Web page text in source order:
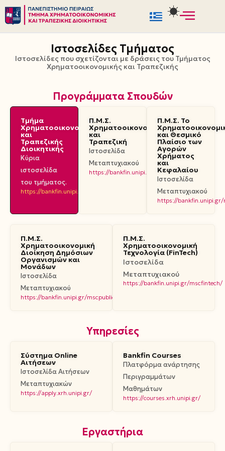
Μεταπηδήστε
περιεχόμενοΙστοσελίδες Τμήματος
Ιστοσελίδες που σχετίζονται με δράσεις του Τμήματος
Χρηματοοικονομικής και Τραπεζικής
Προγράμματα Σπουδών
Τμήμα
Χρηματοοικονομικής
και
Τραπεζικής
Διοικητικής
Κύρια
ιστοσελίδα
του τμήματος.
https://bankfin.unipi.gr
Π.Μ.Σ.
Χρηματοοικονομική
και
Τραπεζική
Ιστοσελίδα
Μεταπτυχιακού
https://bankfin.unipi.gr/mastersbankfin/
Π.Μ.Σ. Το
και Θεσμικό
Πλαίσιο των
Αγορών
Χρήματος
και
Κεφαλαίου
Ιστοσελίδα
Μεταπτυχιακού
https://
Π.Μ.Σ.
Χρηματοοικονομική
Διοίκηση Δημόσιων
Οργανισμών και
Μονάδων
Ιστοσελίδα
Μεταπτυχιακού
https://bankfin.unipi.gr/mscpublicfin/
Π.Μ.Σ.
Χρηματοοικονομική
Τεχνολογία (FinTech)
Ιστοσελίδα
Μεταπτυχιακού
https://bankfin.unipi.gr/mscfintech/
Υπηρεσίες
Σύστημα Online
Αιτήσεων
Ιστοσελίδα Αιτήσεων
Μεταπτυχιακών
https://apply.xrh.unipi.gr/
Bankfin Courses
Πλατφόρμα ανάρτησης
Περιγραμμάτων
Μαθημάτων
https://courses.xrh.unipi.gr/
Εργαστήρια